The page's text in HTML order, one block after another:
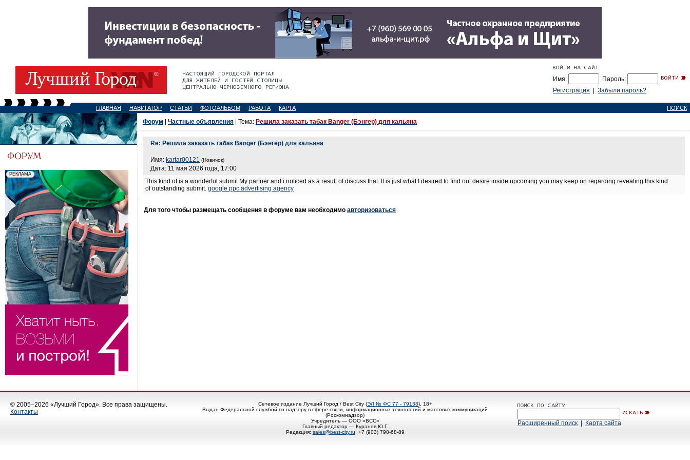
Имя:
Пароль:
Регистрация
Забыли пароль?
ГЛАВНАЯ НАВИГАТОР СТАТЬИ ФОТОАЛЬБОМ РАБОТА КАРТА ПОИСК
Форум Частные объявления | Тема: Решила заказать табак Banger (Бэнгер) для кальяна
Re: Решила заказать табак Banger (Бэнгер) для кальяна
Имя: kartar00121 (Новичок)
Дата: 11 мая 2026 года, 17:00
This kind of is a wonderful submit My partner and i noticed as a result of discuss that. It is just what I desired to find out desire inside upcoming you may keep on regarding revealing this kind
of outstanding submit. google ppc advertising agency
Для того чтобы размещать сообщения в форуме вам необходимо авторизоваться
© 2005–2026 «Лучший Город». Все права защищены.
Контакты
Сетевое издание Лучший Город / Best City (ЭЛ № ФС 77 - 79138), 18+
Выдан Федеральной службой по надзору в сфере связи, информационных технологий и массовых коммуникаций
(Роскомнадзор)
Учредитель — ООО «ВСС»
Главный редактор — Куранов Ю.Г.
Редакция: sales@best-city.ru , +7 (903) 798-68-89
Расширенный поиск Карта сайта